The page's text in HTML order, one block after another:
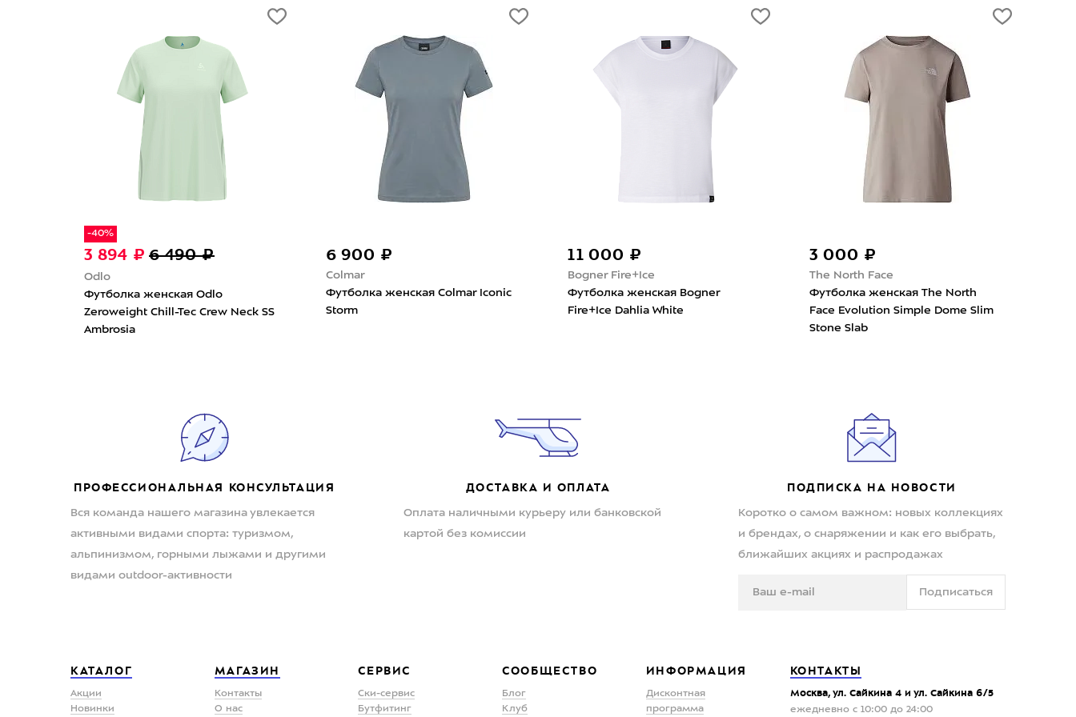
The North Face
Футболка женская The North
Face Evolution Simple Dome Slim
Bogner Fire+Ice
Футболка женская Bogner
Fire+Ice Cludy Light Sage
The North Face
Футболка женская The North
Face Lightning Alpine Granite Grey
The North Face
Футболка женская The North
Face Lightning Alpine Galactic Blue
Футболка
Sustainable Iconic
ПРОФЕССИОНАЛЬНАЯ КОНСУЛЬТАЦИЯ
Вся команда нашего магазина увлекается
активными видами спорта: туризмом,
альпинизмом, горными лыжами и другими
видами outdoor-активности
ДОСТАВКА И ОПЛАТА
Оплата наличными курьеру или банковской
картой без комиссии
ПОДПИСКА НА НОВОСТИ
Коротко о самом важном: новых коллекциях
и брендах, о снаряжении и как его выбрать,
ближайших акциях и распродажах
Подписаться
КАТАЛОГ
Акции
Новинки
МАГАЗИН
Контакты
О нас
СЕРВИС
Ски-сервис
Бутфитинг
СООБЩЕСТВО
Блог
Клуб
ИНФОРМАЦИЯ
Дисконтная
программа
КОНТАКТЫ
Москва, ул. Сайкина 4 и ул. Сайкина 6/5
ежедневно с 10:00 до 24:00